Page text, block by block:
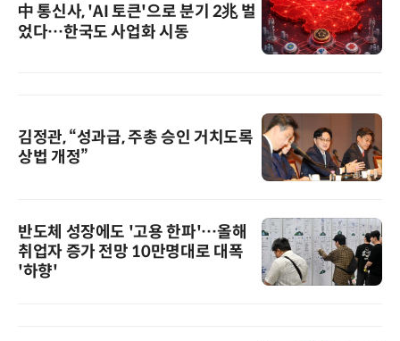
中 통신사, 'AI 토큰'으로 분기 2兆 벌
었다…한국도 사업화 시동
김정관, “성과급, 주총 승인 거치도록
상법 개정”
반도체 성장에도 '고용 한파'…올해
취업자 증가 전망 10만명대로 대폭
'하향'